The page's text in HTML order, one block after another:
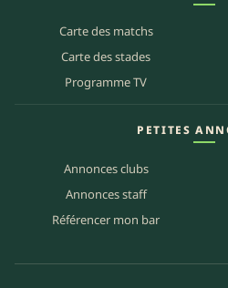
Carte des matchs
Carte des stades
Programme TV
PETITES
Annonces clubs
Annonces staff
Référencer mon bar